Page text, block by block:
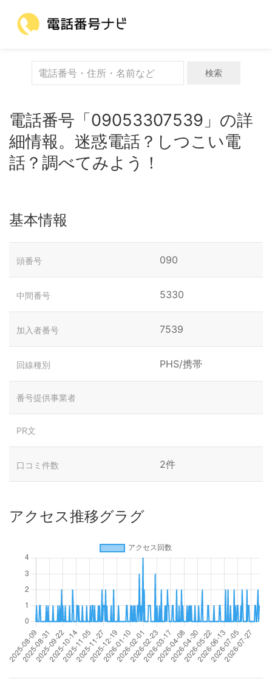
検索
電話番号「09053307539」の詳
細情報。迷惑電話？しつこい電
話？調べてみよう！
基本情報
頭番号 090
中間番号 5330
加入者番号 7539
回線種別 PHS/携帯
番号提供事業者
PR文
口コミ件数 2件
アクセス推移グラグ